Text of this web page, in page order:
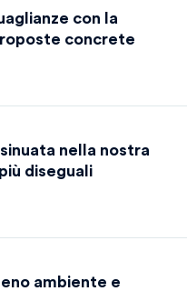
con la
concrete
nella nostra
diseguali
ambiente e